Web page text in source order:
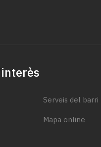
Serveis del barri
Mapa online